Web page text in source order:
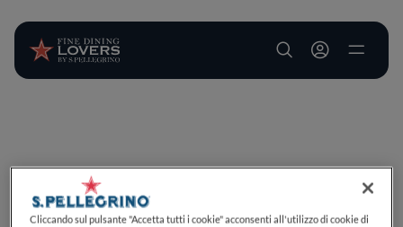
User account
TORNA A INIZIO PAGINA
Cliccando sul pulsante "Accetta tutti i cookie" acconsenti all'utilizzo di cookie di